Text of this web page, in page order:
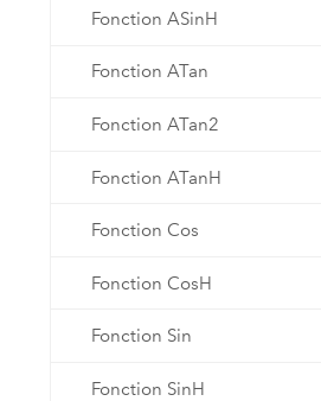
Fonction ASinH
Fonction ATan
Fonction ATan2
Fonction ATanH
Fonction Cos
Fonction CosH
Fonction Sin
Fonction SinH